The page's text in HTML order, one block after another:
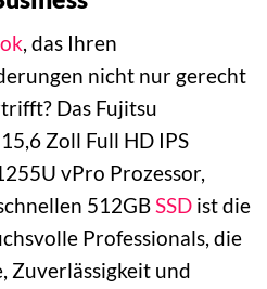
, das Ihren
nicht nur gerecht
Das Fujitsu
Zoll Full HD IPS
vPro Prozessor,
512GBSSD ist die
Professionals, die
Zuverlässigkeit und